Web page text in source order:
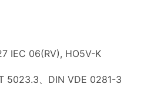
IEC 06(RV), HO5V-K
5023.3、DIN VDE 0281-3